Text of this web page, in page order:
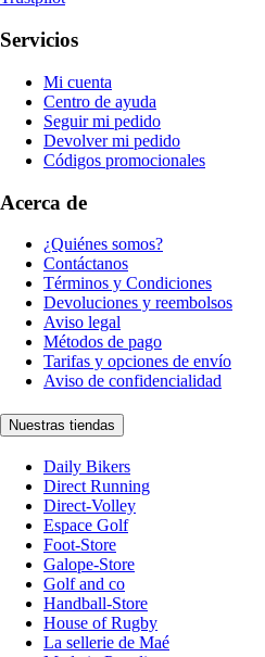
Servicios
Mi cuenta
Centro de ayuda
Seguir mi pedido
Devolver mi pedido
Códigos promocionales
Acerca de
¿Quiénes somos?
Contáctanos
Términos y Condiciones
Devoluciones y reembolsos
Aviso legal
Métodos de pago
Tarifas y opciones de envío
Aviso de confidencialidad
Nuestras tiendas
Daily Bikers
Direct Running
Direct-Volley
Espace Golf
Foot-Store
Galope-Store
Golf and co
Handball-Store
House of Rugby
La sellerie de Maé